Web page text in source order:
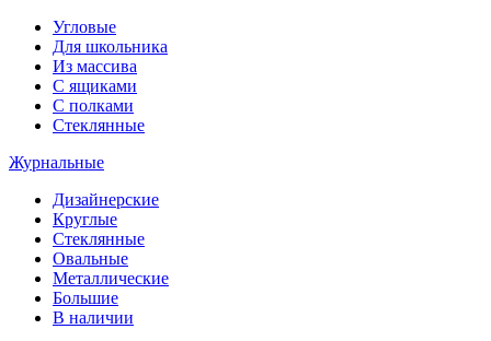
Угловые
Для школьника
Из массива
С ящиками
С полками
Стеклянные
Журнальные
Дизайнерские
Круглые
Стеклянные
Овальные
Металлические
Большие
В наличии